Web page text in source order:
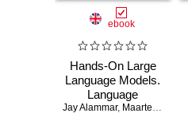
ebook
Hands-On Large
Language Models.
Language
Understanding and
Jay Alammar, Maarten Grootendorst